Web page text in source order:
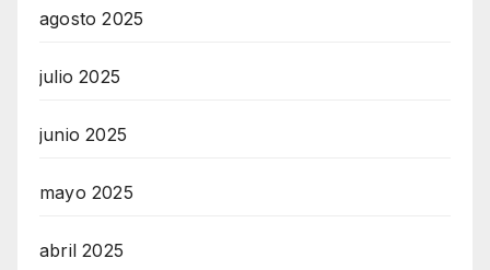
agosto 2025
julio 2025
junio 2025
mayo 2025
abril 2025